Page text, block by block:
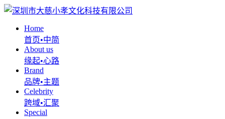
Home
首页•中简
About us
缘起•心路
Brand
品牌•主题
Celebrity
跨域•汇聚
Special